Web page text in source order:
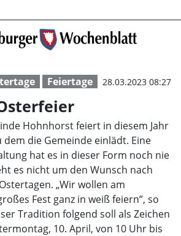
Einmalige
Feiertage 28.03.2023 08:27
Hohnhorst feiert in diesem Jahr
dem die Gemeinde einlädt. Eine
hat es in dieser Form noch nie
es nicht um den Wunsch nach
„Wir wollen am
Fest ganz in weiß feiern”, so
Tradition folgend soll als Zeichen
10. April, von 10 Uhr bis